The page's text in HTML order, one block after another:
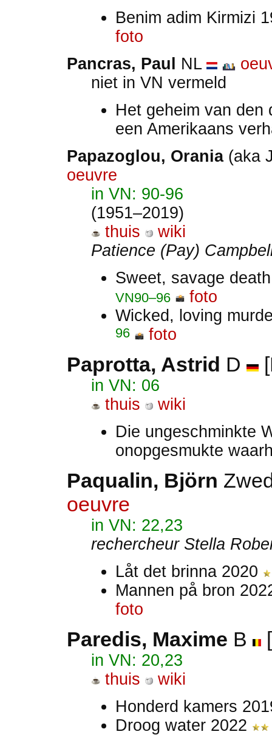
Benim adim Kirmizi
foto
Pancras, Paul
NL
niet in VN vermeld
Het geheim van
een Amerikaans
Papazoglou, Orania(aka
oeuvre
in VN: 90-96
(1951–2019)
thuis
wiki
Patience (Pay)
Sweet, savage
VN90–96
foto
Wicked, loving
96
foto
Paprotta, Astrid D
in VN: 06
thuis
wiki
Die ungeschminkte
onopgesmukte
Paqualin, Björn
oeuvre
in VN: 22,23
rechercheur Stella
Låt det brinna 2020
Mannen på bron
foto
Paredis, Maxime B
in VN: 20,23
thuis
wiki
Honderd kamers
Droog water 2022